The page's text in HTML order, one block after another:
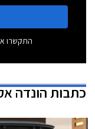
התקשרו
כתבותהונדה